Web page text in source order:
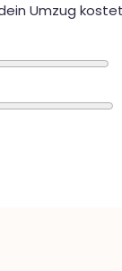
Umzug